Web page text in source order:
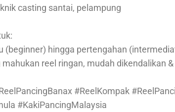
casting santai, pelampung
(beginner) hingga pertengahan
mahukan reel ringan, mudah dikendalikan
#ReelKompak
#KakiPancingMalaysia